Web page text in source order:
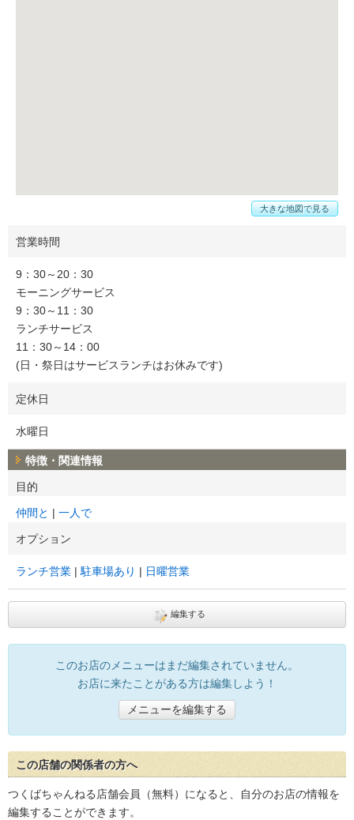
大きな地図で見る
営業時間
9：30～20：30
モーニングサービス
9：30～11：30
ランチサービス
11：30～14：00
(日・祭日はサービスランチはお休みです)
定休日
水曜日
特徴・関連情報
目的
仲間と 一人で
オプション
ランチ営業 駐車場あり 日曜営業
編集する
このお店のメニューはまだ編集されていません。
お店に来たことがある方は編集しよう！
メニューを編集する
この店舗の関係者の方へ
つくばちゃんねる店舗会員（無料）になると、自分のお店の情報を
編集することができます。